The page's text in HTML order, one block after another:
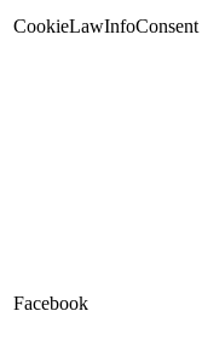
CookieLawInfoConsent
Facebook